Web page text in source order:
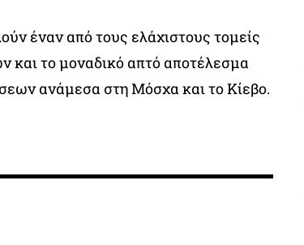
έναν από τους ελάχιστους τομείς
το μοναδικό απτό αποτέλεσμα
ανάμεσα στη Μόσχα και το Κίεβο.